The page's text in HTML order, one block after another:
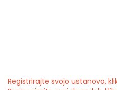
Registrirajte svojo ustanovo,